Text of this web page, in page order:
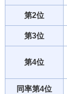
第2位
第3位
第4位
同率第4位